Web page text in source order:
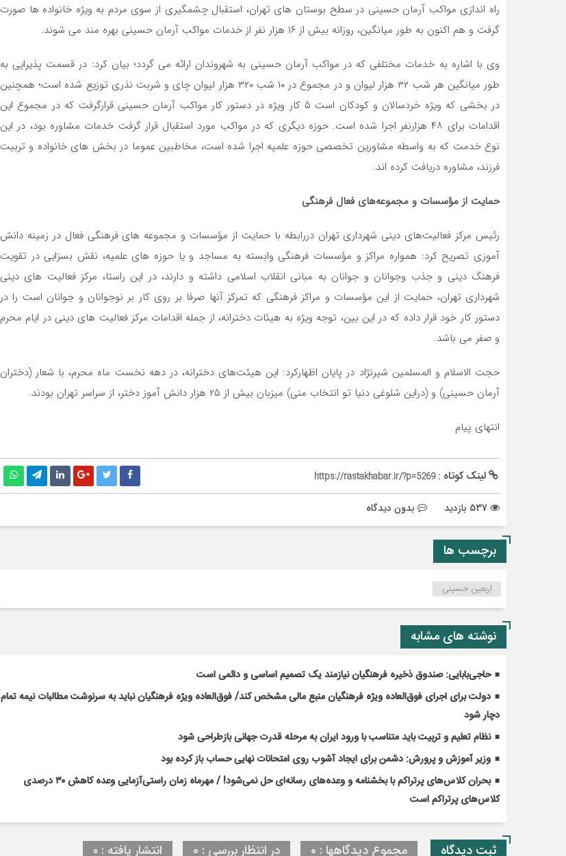
راه اندازی مواکب آرمان حسینی در سطح بوستان های تهران، استقبال چشمگیری از سوی مردم به ویژه خانواده ها صورت
گرفت و هم اکنون به طور میانگین، روزانه بیش از ۱۶ هزار نفر از خدمات مواکب آرمان حسینی بهره مند می شوند.
وی با اشاره به خدمات مختلفی که در مواکب آرمان حسینی به شهروندان ارائه می گردد؛ بیان کرد: در قسمت پذیرایی به
طور میانگین هر شب ۳۲ هزار لیوان و در مجموع در ۱۰ شب ۳۲۰ هزار لیوان چای و شربت نذری توزیع شده است؛ همچنین
در بخشی که ویژه خردسالان و کودکان است ۵ کار ویژه در دستور کار مواکب آرمان حسینی قرارگرفت که در مجموع این
اقدامات برای ۴۸ هزارنفر اجرا شده است. حوزه دیگری که در مواکب مورد استقبال قرار گرفت خدمات مشاوره بود، در این
نوع خدمت که به واسطه مشاورین تخصصی حوزه علمیه اجرا شده است، مخاطبین عموما در بخش های خانواده و تربیت
فرزند، مشاوره دریافت کرده اند.
حمایت از مؤسسات و مجموعه‌های فعال فرهنگی
رئیس مرکز فعالیت‌های دینی شهرداری تهران دررابطه با حمایت از مؤسسات و مجموعه های فرهنگی فعال در زمینه دانش
آموزی تصریح کرد: همواره مراکز و مؤسسات فرهنگی وابسته به مساجد و یا حوزه های علمیه، نقش بسزایی در تقویت
فرهنگ دینی و جذب وجوانان و جوانان به مبانی انقلاب اسلامی داشته و دارند، در این راستا، مرکز فعالیت های دینی
شهرداری تهران، حمایت از این مؤسسات و مراکز فرهنگی که تمرکز آنها صرفا بر روی کار بر نوجوانان و جوانان است را در
دستور کار خود قرار داده که در این بین، توجه ویژه به هیئات دخترانه، از جمله اقدامات مرکز فعالیت های دینی در ایام محرم
و صفر می باشد.
حجت الاسلام و المسلمین شیرنژاد در پایان اظهارکرد: این هیئت‌های دخترانه، در دهه نخست ماه محرم، با شعار (دختران
آرمان حسینی) و (دراین شلوغی دنیا تو انتخاب منی) میزبان بیش از ۲۵ هزار دانش آموز دختر، از سراسر تهران بودند.
انتهای پیام
لینک کوتاه :https://rastakhabar.ir/?p=5269
بدون دیدگاه
برچسب ها
اربعین حسینی
نوشته های مشابه
حاجی‌بابایی: صندوق ذخیره فرهنگیان نیازمند یک تصمیم اساسی و دائمی است
دولت برای اجرای فوق‌العاده ویژه فرهنگیان منبع مالی مشخص کند/ فوق‌العاده ویژه فرهنگیان نباید به سرنوشت مطالبات نیمه‌ تمام
دچار شود
نظام تعلیم و تربیت باید متناسب با ورود ایران به مرحله قدرت جهانی بازطراحی شود
وزیر آموزش و پرورش: دشمن برای ایجاد آشوب روی امتحانات نهایی حساب باز کرده بود
بحران کلاس‌های پرتراکم با بخشنامه و وعده‌های رسانه‌ای حل نمی‌شود! / مهرماه زمان راستی‌آزمایی وعده کاهش ۳۰ درصدی
کلاس‌های پرتراکم است
ثبت دیدگاه مجموع دیدگاهها : 0 در انتظار بررسی : 0 انتشار یافته : ۰